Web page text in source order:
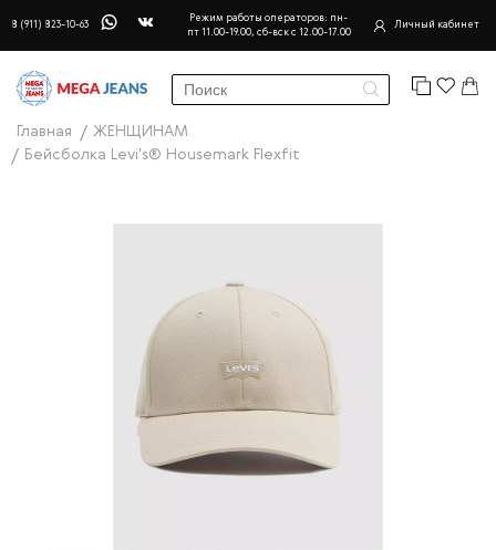
8 (911) 823-10-63
Режим работы операторов: пн-
пт 11.00-19.00, сб-вск с 12.00-17.00
Личный кабинет
Главная
ЖЕНЩИНАМ
Бейсболка Levi's® Housemark Flexfit